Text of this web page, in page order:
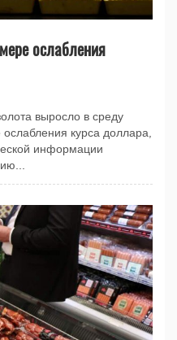
ослабления
выросло в среду
курса доллара,
информации